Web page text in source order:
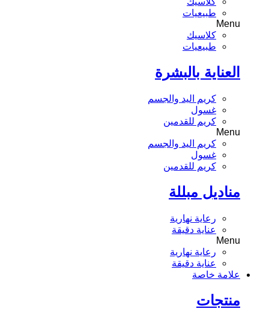
طبيعيات
Menu
كلاسيك
طبيعيات
العناية بالبشرة
كريم اليد والجسم
غسول
كريم للقدمين
Menu
كريم اليد والجسم
غسول
كريم للقدمين
مناديل مبللة
رعاية نهارية
عناية دقيقة
Menu
رعاية نهارية
عناية دقيقة
علامة خاصة
منتجات